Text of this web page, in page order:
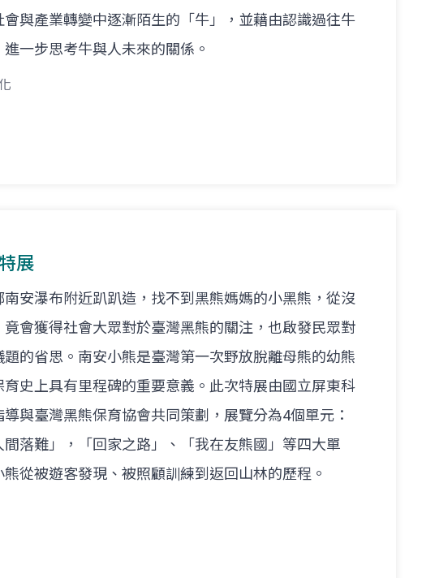
與產業轉變中逐漸陌生的「牛」，並藉由認識過往牛
一步思考牛與人未來的關係。
展
安瀑布附近趴趴造，找不到黑熊媽媽的小黑熊，從沒
會獲得社會大眾對於臺灣黑熊的關注，也啟發民眾對
的省思。南安小熊是臺灣第一次野放脫離母熊的幼熊
史上具有里程碑的重要意義。此次特展由國立屏東科
與臺灣黑熊保育協會共同策劃，展覽分為4個單元：
間落難」，「回家之路」、「我在友熊國」等四大單
從被遊客發現、被照顧訓練到返回山林的歷程。